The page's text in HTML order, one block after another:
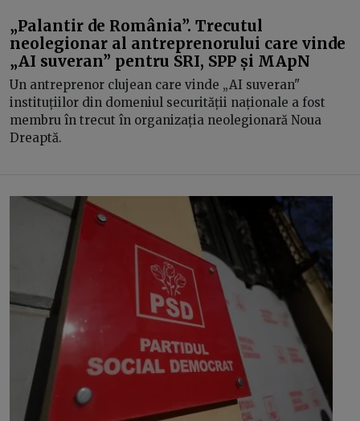
„Palantir de România”. Trecutul
neolegionar al antreprenorului care vinde
„AI suveran” pentru SRI, SPP și MApN
Un antreprenor clujean care vinde „AI suveran"
instituțiilor din domeniul securității naționale a fost
membru în trecut în organizația neolegionară Noua
Dreaptă.